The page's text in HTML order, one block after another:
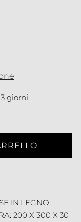
giorni
IN LEGNO
200 X 300 X 30